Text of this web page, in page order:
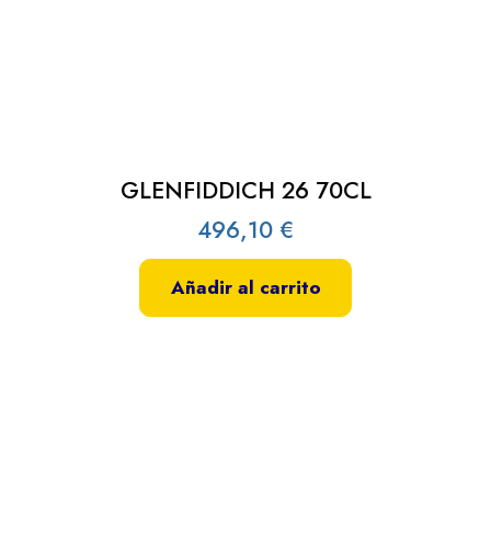
GLENFIDDICH 26 70CL
496,10 €
Añadir al carrito